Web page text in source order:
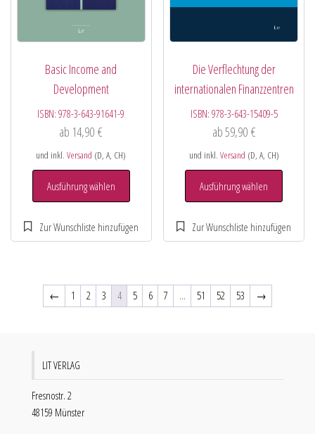
Basic Income and
Development
ISBN:978-3-643-91641-9
ab 14,90€
und inkl.Versand (D, A, CH)
Ausführung wählen
Die Verflechtung der
internationalen Finanzzentren
ISBN: 978-3-643-15409-5
ab59,90 €
und inkl. Versand (D, A, CH)
Ausführung wählen
← 1 2 3 4 5 6 7 … 51 52 53 →
LIT VERLAG
Fresnostr. 2
48159 Münster